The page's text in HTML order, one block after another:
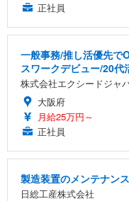
正社員
一般事務/推し活優先で
スワークデビュー/20代
株式会社エクシードジャ
大阪府
月給25万円～
正社員
製造装置のメンテナン
日総工産株式会社